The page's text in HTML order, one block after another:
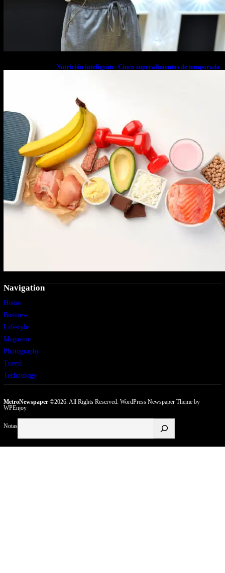
Nutrición inteligente: Cinco superalimentos de temporada
Navigation
Home
Business
Lifestyle
Magazine
Photography
Travel
Technology
MetroNewspaper©2026. All Rights Reserved. WordPress Newspaper Themeby
WPEnjoy
Notas